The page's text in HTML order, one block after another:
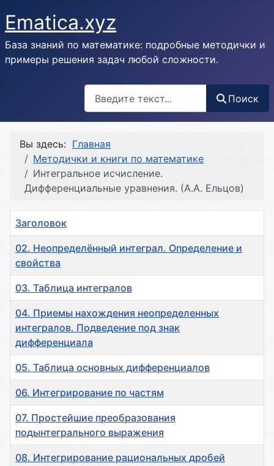
Ematica.xyz
База знаний по математике: подробные методички и
примеры решения задач любой сложности.
Поиск
Вы здесь: Главная
Методички и книги по математике
Интегральное исчисление.
Дифференциальные уравнения. (А.А. Ельцов)
Заголовок
02. Неопределённый интеграл. Определение и
свойства
03. Таблица интегралов
04. Приемы нахождения неопределенных
интегралов. Подведение под знак
дифференциала
05. Таблица основных дифференциалов
06. Интегрирование по частям
07. Простейшие преобразования
подынтегрального выражения
08. Интегрирование рациональных дробей